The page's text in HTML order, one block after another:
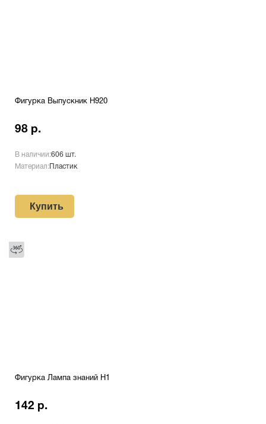
Фигурка Выпускник H920
98 р.
В наличии:606 шт.
Материал: Пластик
Купить
Фигурка Лампа знаний H1
142 р.